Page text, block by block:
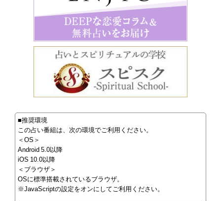
■推奨環境
この占い番組は、次の環境でご利用ください。
＜OS＞
Android 5.0以降
iOS 10.0以降
＜ブラウザ＞
OSに標準搭載されているブラウザ。
※JavaScriptの設定をオンにしてご利用ください。